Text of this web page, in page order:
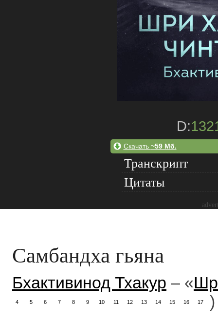
D:
Скачать ~59 Мб.
Транскрипт
Цитаты
Самбандха гьяна
Бхактивинод Тхакур – «
4 5 6 7 8 9 10 11 12 13 14 15 16 17
)